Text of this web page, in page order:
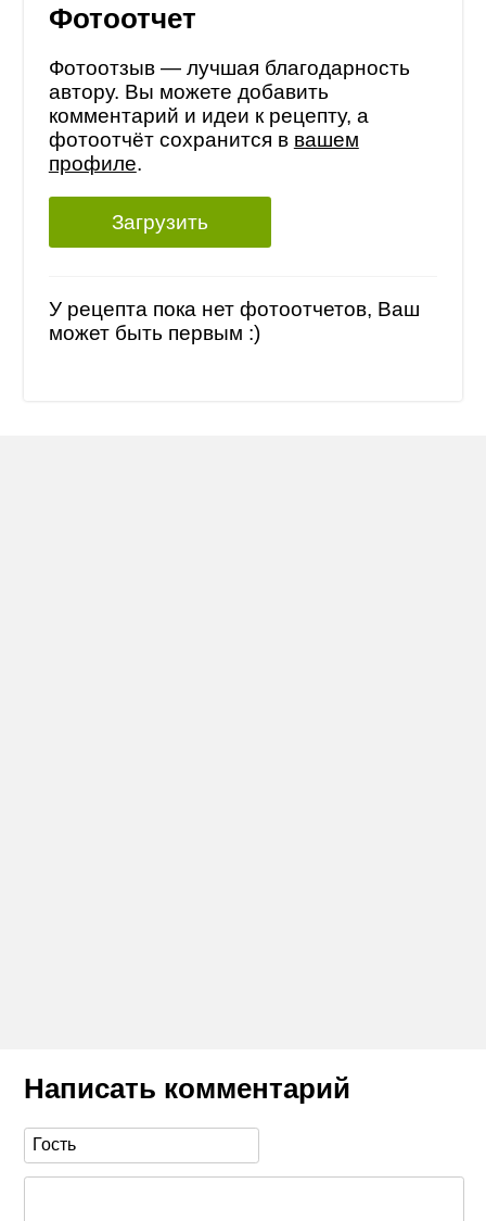
Фотоотчет
Фотоотзыв — лучшая благодарность
автору. Вы можете добавить
комментарий и идеи к рецепту, а
фотоотчёт сохранится в вашем
профиле.
Загрузить
У рецепта пока нет фотоотчетов, Ваш
может быть первым :)
Написать комментарий